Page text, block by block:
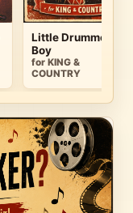
Little Drummer
Boy
for KING &
COUNTRY